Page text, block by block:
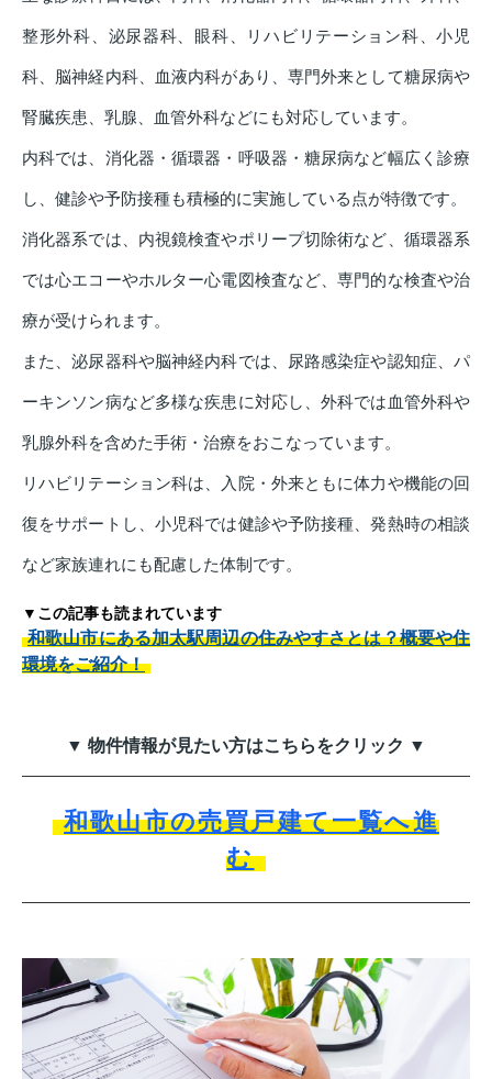
整形外科、泌尿器科、眼科、リハビリテーション科、小児
科、脳神経内科、血液内科があり、専門外来として糖尿病や
腎臓疾患、乳腺、血管外科などにも対応しています。
内科では、消化器・循環器・呼吸器・糖尿病など幅広く診療
し、健診や予防接種も積極的に実施している点が特徴です。
消化器系では、内視鏡検査やポリープ切除術など、循環器系
では心エコーやホルター心電図検査など、専門的な検査や治
療が受けられます。
また、泌尿器科や脳神経内科では、尿路感染症や認知症、パ
ーキンソン病など多様な疾患に対応し、外科では血管外科や
乳腺外科を含めた手術・治療をおこなっています。
リハビリテーション科は、入院・外来ともに体力や機能の回
復をサポートし、小児科では健診や予防接種、発熱時の相談
など家族連れにも配慮した体制です。
▼この記事も読まれています
和歌山市にある加太駅周辺の住みやすさとは？概要や住
環境をご紹介！
▼ 物件情報が見たい方はこちらをクリック ▼
和歌山市の売買戸建て一覧へ進
む